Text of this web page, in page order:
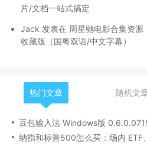
片/文档一站式搞定
Jack 发表在 周星驰电影合集资
收藏版（国粤双语/中文字幕）
热门文章 随机文
豆包输入法 Windows版